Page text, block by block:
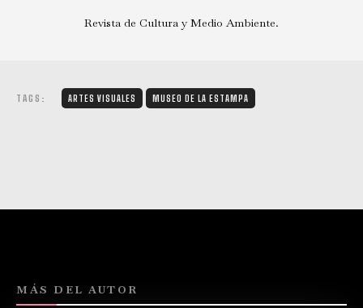
Revista de Cultura y Medio Ambiente.
TAGS: ARTES VISUALES MUSEO DE LA ESTAMPA
MÁS DEL AUTOR